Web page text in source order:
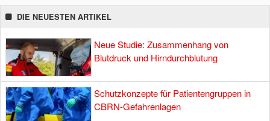
DIE NEUESTEN ARTIKEL
Neue Studie: Zusammenhang von
Blutdruck und Hirndurchblutung
Schutzkonzepte für Patientengruppen in
CBRN-Gefahrenlagen